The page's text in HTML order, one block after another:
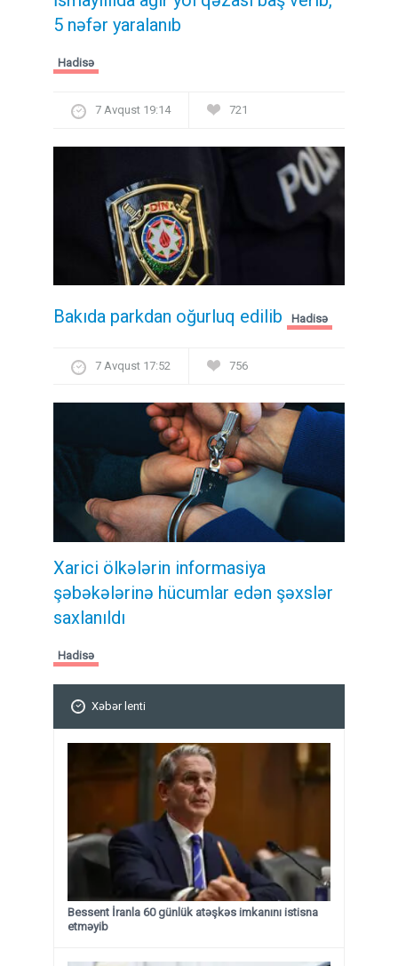
5 nəfər yaralanıb
Hadisə
7 Avqust 19:14 721
Bakıda parkdan oğurluq edilib Hadisə
7 Avqust 17:52 756
Xarici ölkələrin informasiya
şəbəkələrinə hücumlar edən şəxslər
saxlanıldı
Hadisə
Xəbər lenti
Bessent İranla 60 günlük atəşkəs imkanını istisna
etməyib